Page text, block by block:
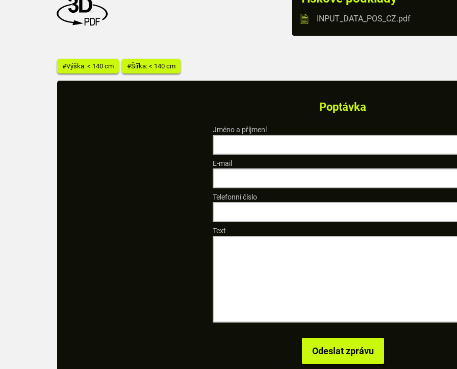
#Výška: < 140 cm #Šířka: < 140 cm
INPUT_DATA_POS_CZ.pdf
Poptávka
Jméno a příjmení
E-mail
Telefonní číslo
Text